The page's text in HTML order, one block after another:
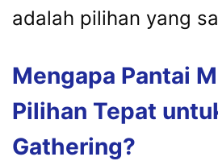
adalah pilihan yang
Mengapa Pantai
Pilihan Tepat
Gathering?